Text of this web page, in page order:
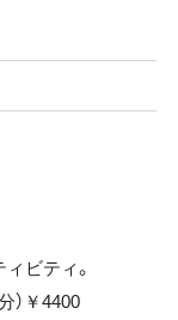
ビティ。
）￥4400